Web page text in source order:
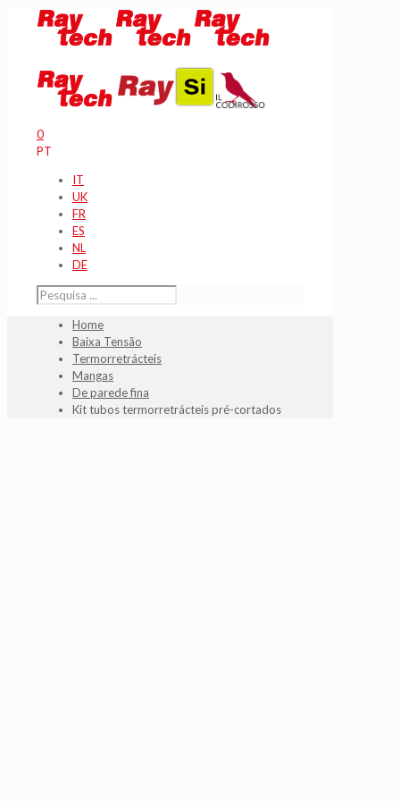
0
PT
IT
UK
FR
ES
NL
DE
Home
Baixa Tensão
Termorretrácteis
Mangas
De parede fina
Kit tubos termorretrácteis pré-cortados